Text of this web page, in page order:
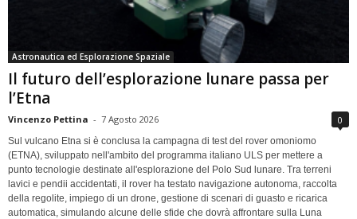
Astronautica ed Esplorazione Spaziale
Il futuro dell’esplorazione lunare passa per
l’Etna
Vincenzo Pettina - 7 Agosto 2026 0
Sul vulcano Etna si è conclusa la campagna di test del rover omoniomo
(ETNA), sviluppato nell'ambito del programma italiano ULS per mettere a
punto tecnologie destinate all'esplorazione del Polo Sud lunare. Tra terreni
lavici e pendii accidentati, il rover ha testato navigazione autonoma, raccolta
della regolite, impiego di un drone, gestione di scenari di guasto e ricarica
automatica, simulando alcune delle sfide che dovrà affrontare sulla Luna